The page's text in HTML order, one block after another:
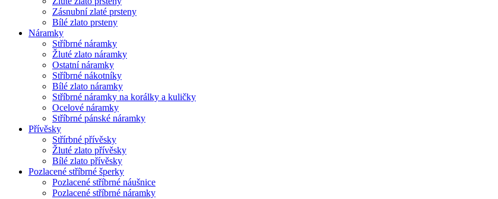
Zásnubní zlaté prsteny
Bílé zlato prsteny
Náramky
Stříbrné náramky
Žluté zlato náramky
Ostatní náramky
Stříbrné nákotníky
Bílé zlato náramky
Stříbrné náramky na korálky a kuličky
Ocelové náramky
Stříbrné pánské náramky
Přívěsky
Střírbné přívěsky
Žluté zlato přívěsky
Bílé zlato přívěsky
Pozlacené stříbrné šperky
Pozlacené stříbrné náušnice
Pozlacené stříbrné náramky